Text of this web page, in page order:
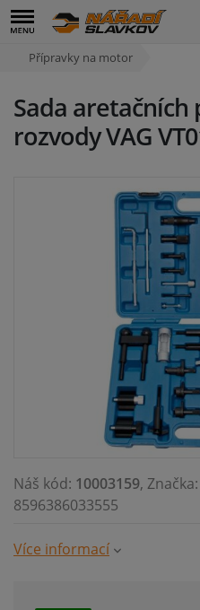
Přípravky na motor
Sada
rozvody VAG
Náš kód: 10003159, Značka:
8596386033555
Více informací